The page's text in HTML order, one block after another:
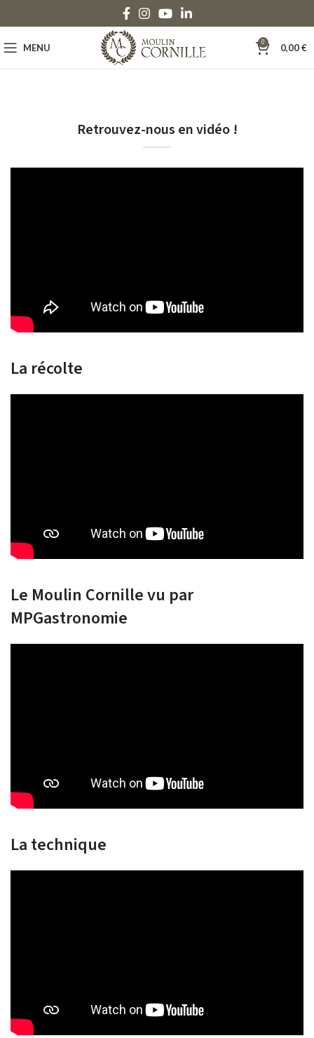
MENU 0 0,00€
Retrouvez-nous en vidéo !
La récolte
Le Moulin Cornille vu par
MPGastronomie
La technique